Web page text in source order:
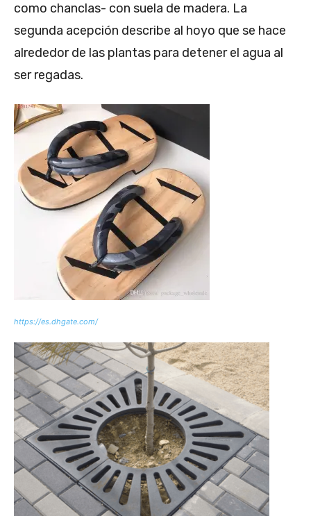
como chanclas- con suela de madera. La
segunda acepción describe al hoyo que se hace
alrededor de las plantas para detener el agua al
ser regadas.
https://es.dhgate.com/